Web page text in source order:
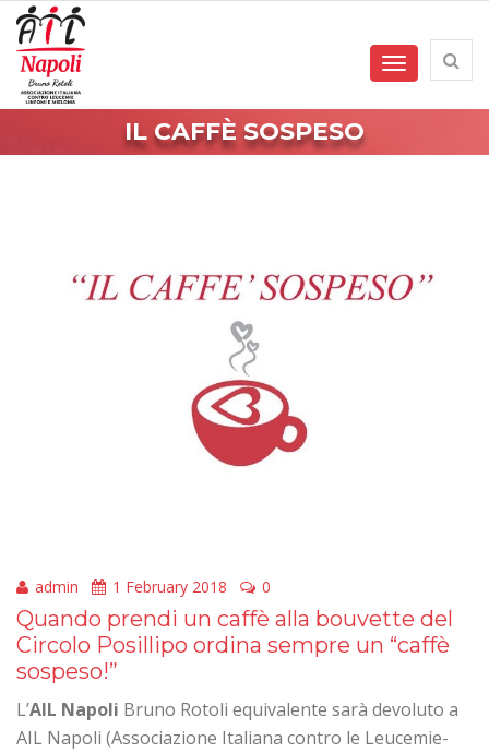
Toggle
navigation
IL CAFFÈ SOSPESO
admin 1 February 2018 0
Quando prendi un caffè alla bouvette del
Circolo Posillipo ordina sempre un “caffè
sospeso!”
L’AIL Napoli Bruno Rotoli equivalente sarà devoluto a
AIL Napoli (Associazione Italiana contro le Leucemie-